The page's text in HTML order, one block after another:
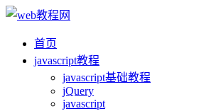
首页
javascript教程
javascript基础教程
jQuery
javascript